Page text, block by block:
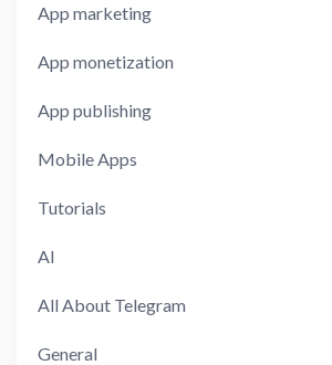
App marketing
App monetization
App publishing
Mobile Apps
Tutorials
AI
All About Telegram
General